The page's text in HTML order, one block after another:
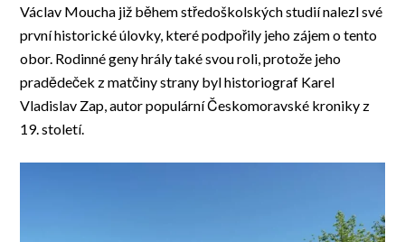
Václav Moucha již během středoškolských studií nalezl své
první historické úlovky, které podpořily jeho zájem o tento
obor. Rodinné geny hrály také svou roli, protože jeho
pradědeček z matčiny strany byl historiograf Karel
Vladislav Zap, autor populární Českomoravské kroniky z
19. století.